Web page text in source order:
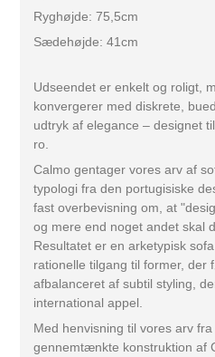
Ryghøjde: 75,5cm
Sædehøjde: 41cm
Udseendet er enkelt og roligt,
konvergerer med diskrete,
udtryk af elegance – designet
ro.
Calmo gentager vores arv af
typologi fra den portugisiske
fast overbevisning om, at
og mere end noget andet skal
Resultatet er en arketypisk
rationelle tilgang til former, der
afbalanceret af subtil styling,
international appel.
Med henvisning til vores arv
gennemtænkte konstruktion af